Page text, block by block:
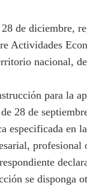
de diciembre,
Actividades
nacional,
para la
28 de
especificada en
se disponga